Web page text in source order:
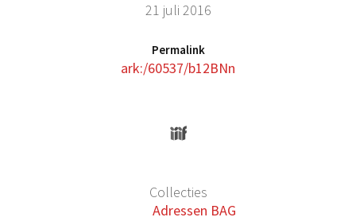
21 juli 2016
Permalink
ark:/60537/b12BNn
Collecties
Adressen BAG